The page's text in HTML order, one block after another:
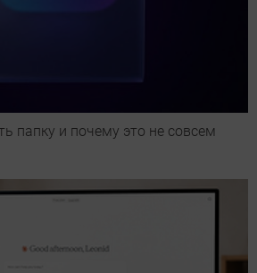
папку и почему это не совсем